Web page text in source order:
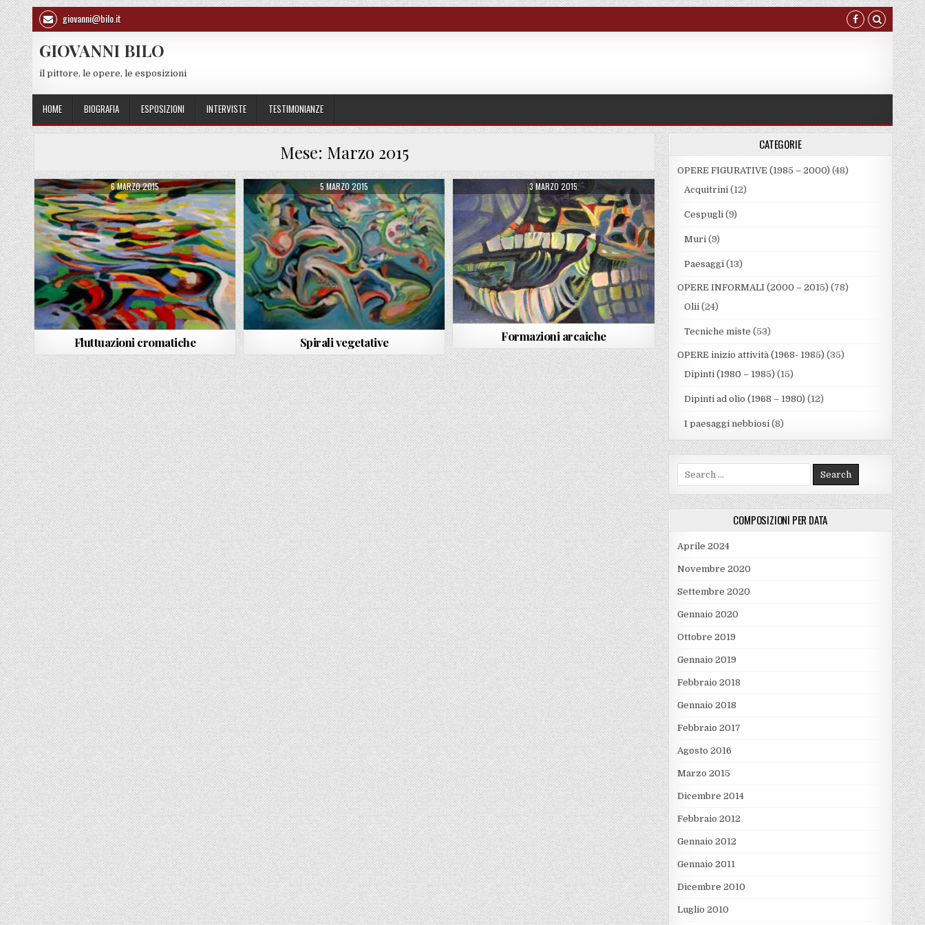
Skip to content giovanni@bilo.it
GIOVANNI BILO
il pittore, le opere, le esposizioni
HOME BIOGRAFIA ESPOSIZIONI INTERVISTE TESTIMONIANZE
Mese: Marzo 2015
PUBLISHED DATE:
6 MARZO 2015
Fluttuazioni cromatiche
PUBLISHED DATE:
5 MARZO 2015
Spirali vegetative
PUBLISHED DATE:
3 MARZO 2015
Formazioni arcaiche
CATEGORIE
OPERE FIGURATIVE (1985 – 2000) (48)
Acquitrini(12)
Cespugli(9)
Muri(9)
Paesaggi(13)
OPERE INFORMALI (2000 – 2015) (78)
Olii(24)
Tecniche miste (53)
OPERE inizio attività (1968- 1985) (35)
Dipinti (1980 – 1985) (15)
Dipinti ad olio (1968 – 1980) (12)
I paesaggi nebbiosi(8)
Search for:
COMPOSIZIONI PER DATA
Aprile 2024
Novembre 2020
Settembre 2020
Gennaio 2020
Ottobre 2019
Gennaio 2019
Febbraio 2018
Gennaio 2018
Febbraio 2017
Agosto 2016
Marzo 2015
Dicembre 2014
Febbraio 2012
Gennaio 2012
Gennaio 2011
Dicembre 2010
Luglio 2010